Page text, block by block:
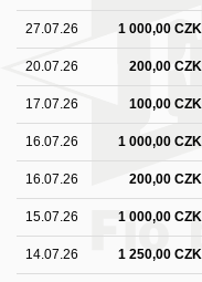
27.07.26 1 000,00 CZK
20.07.26 200,00 CZK
17.07.26 100,00 CZK
16.07.26 1 000,00 CZK
16.07.26 200,00 CZK
15.07.26 1 000,00 CZK
14.07.26 1 250,00 CZK